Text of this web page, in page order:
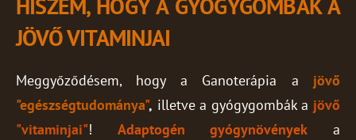
HISZEM, HOGY A GYÓGYGOMBÁK A
JÖVŐ VITAMINJAI
Meggyőződésem, hogy a Ganoterápia a jövő
"egészségtudománya", illetve a gyógygombák a jövő
"vitaminjai"! Adaptogén gyógynövények a